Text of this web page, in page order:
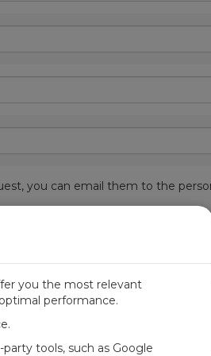
you can email them to the
you the most relevant
performance.
tools, such as Google